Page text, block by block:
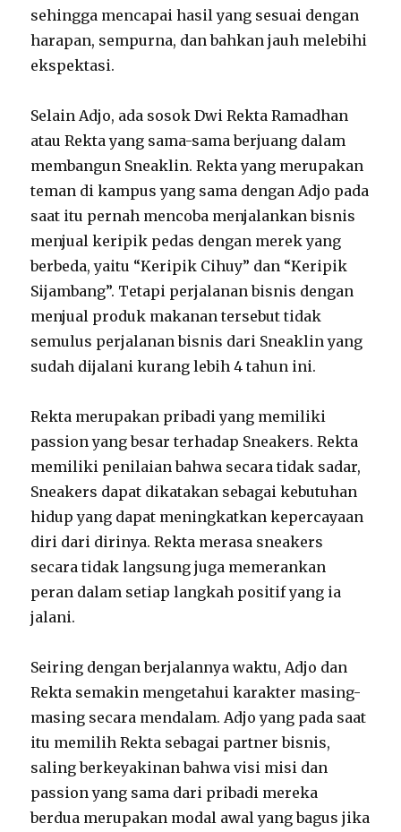
sehingga mencapai hasil yang sesuai dengan
harapan, sempurna, dan bahkan jauh melebihi
ekspektasi.
Selain Adjo, ada sosok Dwi Rekta Ramadhan
atau Rekta yang sama-sama berjuang dalam
membangun Sneaklin. Rekta yang merupakan
teman di kampus yang sama dengan Adjo pada
saat itu pernah mencoba menjalankan bisnis
menjual keripik pedas dengan merek yang
berbeda, yaitu “Keripik Cihuy” dan “Keripik
Sijambang”. Tetapi perjalanan bisnis dengan
menjual produk makanan tersebut tidak
semulus perjalanan bisnis dari Sneaklin yang
sudah dijalani kurang lebih 4 tahun ini.
Rekta merupakan pribadi yang memiliki
passion yang besar terhadap Sneakers. Rekta
memiliki penilaian bahwa secara tidak sadar,
Sneakers dapat dikatakan sebagai kebutuhan
hidup yang dapat meningkatkan kepercayaan
diri dari dirinya. Rekta merasa sneakers
secara tidak langsung juga memerankan
peran dalam setiap langkah positif yang ia
jalani.
Seiring dengan berjalannya waktu, Adjo dan
Rekta semakin mengetahui karakter masing-
masing secara mendalam. Adjo yang pada saat
itu memilih Rekta sebagai partner bisnis,
saling berkeyakinan bahwa visi misi dan
passion yang sama dari pribadi mereka
berdua merupakan modal awal yang bagus jika